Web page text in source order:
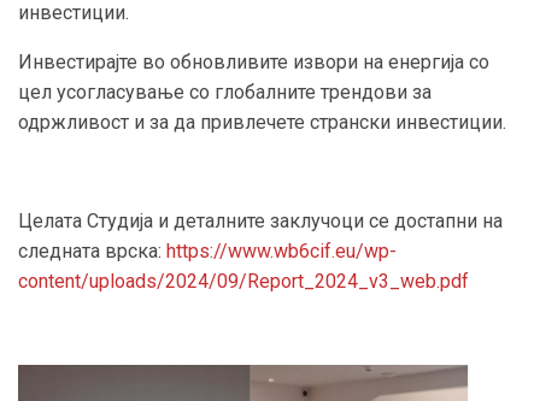
инвестиции.
Инвестирајте во обновливите извори на енергија со
цел усогласување со глобалните трендови за
одржливост и за да привлечете странски инвестиции.
Целата Студија и деталните заклучоци се достапни на
следната врска: https://www.wb6cif.eu/wp-
content/uploads/2024/09/Report_2024_v3_web.pdf